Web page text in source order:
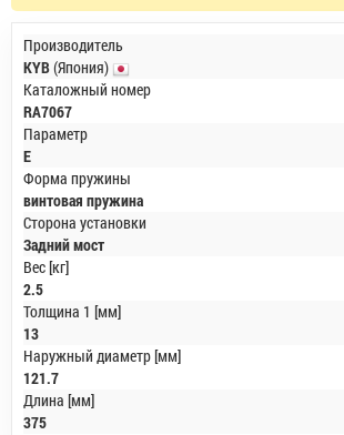
Производитель
KYB(Япония)
Каталожный номер
RA7067
Параметр
E
Форма пружины
винтовая пружина
Сторона установки
Задний мост
Вес [кг]
2.5
Толщина 1 [мм]
13
Наружный диаметр [мм]
121.7
Длина [мм]
375